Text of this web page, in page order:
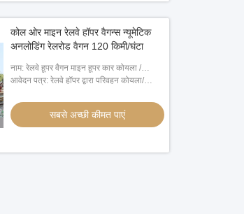
कोल ओर माइन रेलवे हॉपर वैगन्स न्यूमेटिक
अनलोडिंग रेलरोड वैगन 120 किमी/घंटा
नाम: रेलवे हूपर वैगन माइन हूपर कार कोयला /
अयस्क / खनिज सामान
आवेदन पत्र: रेलवे हॉपर द्वारा परिवहन कोयला/
सबसे अच्छी कीमत पाएं